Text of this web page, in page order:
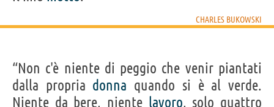
CHARLES BUKOWSKI
“Non c'è niente di peggio che venir piantati
dalla propria donna quando si è al verde.
Niente da bere, niente lavoro, solo quattro